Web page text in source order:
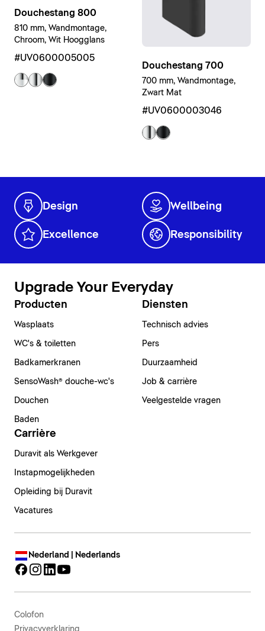
Douchestang 800
810 mm, Wandmontage,
Chroom, Wit Hoogglans
#UV0600005005
Douchestang 700
700 mm, Wandmontage,
Zwart Mat
#UV0600003046
Design Wellbeing
Excellence Responsibility
Upgrade Your Everyday
Producten
Wasplaats
WC's & toiletten
Badkamerkranen
SensoWash® douche-wc's
Douchen
Baden
Diensten
Technisch advies
Pers
Duurzaamheid
Job & carrière
Veelgestelde vragen
Carrière
Duravit als Werkgever
Instapmogelijkheden
Opleiding bij Duravit
Vacatures
Nederland | Nederlands
Colofon